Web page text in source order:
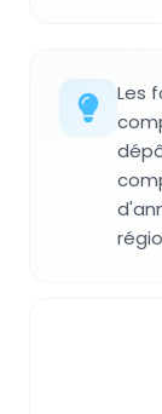
Les